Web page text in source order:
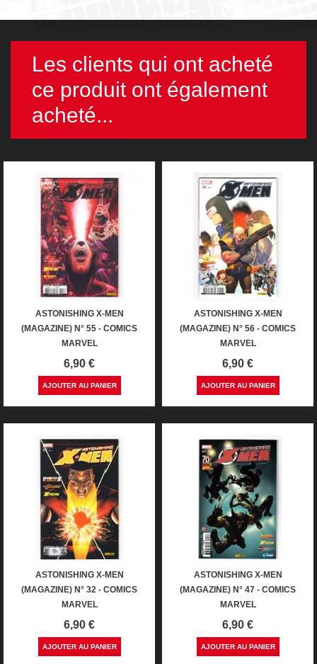
Les clients qui ont acheté
ce produit ont également
acheté...
ASTONISHING X-MEN
(MAGAZINE) N° 55 - COMICS
MARVEL
Prix
6,90 €
AJOUTER AU PANIER
ASTONISHING X-MEN
(MAGAZINE) N° 56 - COMICS
MARVEL
Prix
6,90 €
AJOUTER AU PANIER
ASTONISHING X-MEN
(MAGAZINE) N° 32 - COMICS
MARVEL
Prix
6,90 €
AJOUTER AU PANIER
ASTONISHING X-MEN
(MAGAZINE) N° 47 - COMICS
MARVEL
Prix
6,90 €
AJOUTER AU PANIER